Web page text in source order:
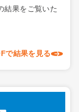
結果をご覧いた
で結果を見る